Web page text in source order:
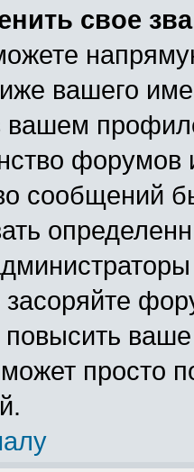
свое
вашего
вашем
форумов
сообщений
засоряйте
просто